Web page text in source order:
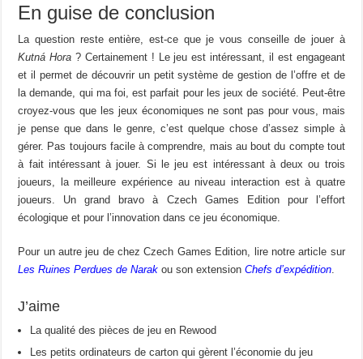
En guise de conclusion
La question reste entière, est-ce que je vous conseille de jouer à
KutnáHora ? Certainement ! Le jeu est intéressant, il est engageant
et il permet de découvrir un petit système de gestion de l’offre et de
la demande, qui ma foi, est parfait pour les jeux de société. Peut-être
croyez-vous que les jeux économiques ne sont pas pour vous, mais
je pense que dans le genre, c’est quelque chose d’assez simple à
gérer. Pas toujours facile à comprendre, mais au bout du compte tout
à fait intéressant à jouer. Si le jeu est intéressant à deux ou trois
joueurs, la meilleure expérience au niveau interaction est à quatre
joueurs. Un grand bravo à Czech Games Edition pour l’effort
écologique et pour l’innovation dans ce jeu économique.
Pour un autre jeu de chez Czech Games Edition, lire notre article sur
Les Ruines Perdues de Narak ou son extensionChefs d’expédition
J’aime
La qualité des pièces de jeu en Rewood
Les petits ordinateurs de carton qui gèrent l’économie du jeu